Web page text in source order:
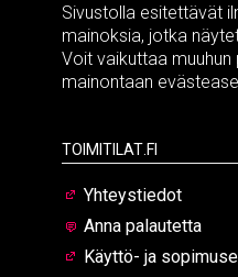
Sivustolla esitettävät
mainoksia, jotka
Voit vaikuttaa muuhun
mainontaan
Toimitilat.fi
Yhteystiedot
Anna palautetta
Käyttö- ja